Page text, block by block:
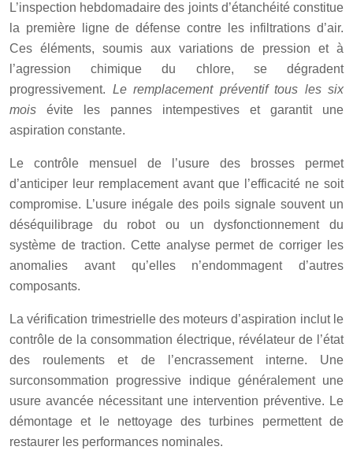
L’inspection hebdomadaire des joints d’étanchéité constitue
la première ligne de défense contre les infiltrations d’air.
Ces éléments, soumis aux variations de pression et à
l’agression chimique du chlore, se dégradent
progressivement. Le remplacement préventif tous les six
mois évite les pannes intempestives et garantit une
aspiration constante.
Le contrôle mensuel de l’usure des brosses permet
d’anticiper leur remplacement avant que l’efficacité ne soit
compromise. L’usure inégale des poils signale souvent un
déséquilibrage du robot ou un dysfonctionnement du
système de traction. Cette analyse permet de corriger les
anomalies avant qu’elles n’endommagent d’autres
composants.
La vérification trimestrielle des moteurs d’aspiration inclut le
contrôle de la consommation électrique, révélateur de l’état
des roulements et de l’encrassement interne. Une
surconsommation progressive indique généralement une
usure avancée nécessitant une intervention préventive. Le
démontage et le nettoyage des turbines permettent de
restaurer les performances nominales.